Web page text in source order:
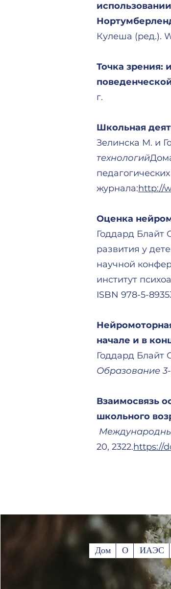
Кулеша (ред.).
Точка зрения:
г.
Школьная
Зелинска М. и
технологий
журнала:http://
Оценка
Годдард
развития у
научной
институт
ISBN 978-5-
начале и в
Годдард Блайт
Образование
Взаимосвязь
школьного
20, 2322.https://
Дом О ИАЭС